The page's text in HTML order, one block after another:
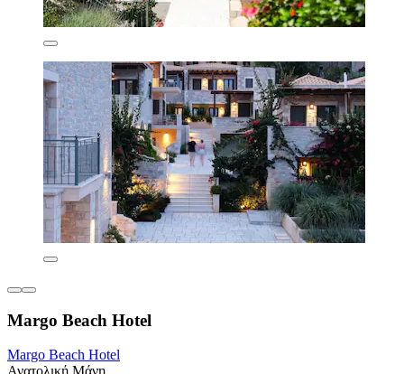
Margo Beach Hotel
Margo Beach Hotel